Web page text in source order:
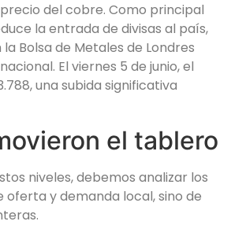
del cobre. Como principal
la entrada de divisas al país,
Bolsa de Metales de Londres
El viernes 5 de junio, el
una subida significativa
el tablero
niveles, debemos analizar los
y demanda local, sino de